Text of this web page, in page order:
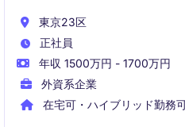
東京23区
正社員
年収 1500万円 - 1700万円
外資系企業
在宅可・ハイブリッド勤務